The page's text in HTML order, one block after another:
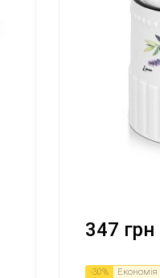
347 грн
-30% Економія